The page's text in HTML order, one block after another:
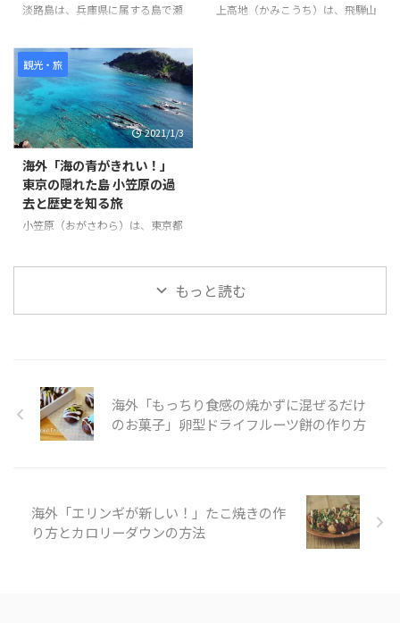
を通じて、大井町の様々な場所や
世界の反応
淡路島は、兵庫県に属する島で瀬
県明石市にかかる世界最長のつり
橋「明石海峡大橋」を車やバスを
使って渡る。そこには畑がある素
朴な風景に、突如ハローキティー
ショーボックスが出現するのだ。
ハローキティーショーボックス
は、ショーを見ながら食事を楽し
むことができる空間で、ここでは
ビーガン料理が頂ける。他にもこ
こ淡路島には、人気キャラクター
とコラボした空間が存在してい
が田舎を救う」の様子を見てみま
...
上高地（かみこうち）は、飛騨山
観光・旅
2021/1/3
海外「海の青がきれい！」
東京の隠れた島 小笠原の過
去と歴史を知る旅
小笠原（おがさわら）は、東京都
る。たくさんある島の中で人が住
んでいるのは母島、父島で、フェ
ガイドをつける必要がある。今回
の旅は、小笠原の歴史についても
触れている。また、自然保護のた
め、靴についた砂や種を落とす必
小笠原」の様子を見てみましょ
う。 引 ...
もっと読む
海外「もっちり食感の焼かずに混ぜるだけ
のお菓子」卵型ドライフルーツ餅の作り方
海外「エリンギが新しい！」たこ焼きの作
り方とカロリーダウンの方法